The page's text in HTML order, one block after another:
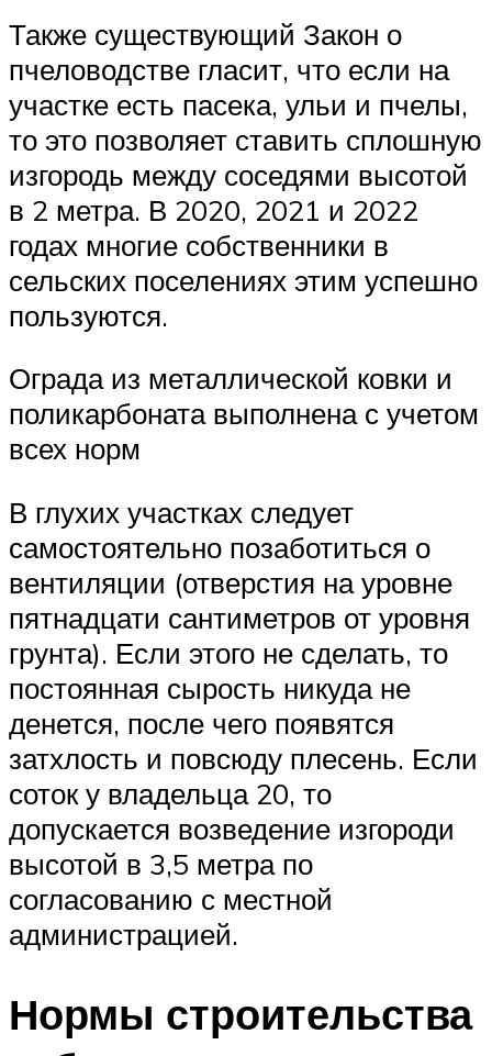
Также существующий Закон о
пчеловодстве гласит, что если на
участке есть пасека, ульи и пчелы,
то это позволяет ставить сплошную
изгородь между соседями высотой
в 2 метра. В 2020, 2021 и 2022
годах многие собственники в
сельских поселениях этим успешно
пользуются.
Ограда из металлической ковки и
поликарбоната выполнена с учетом
всех норм
В глухих участках следует
самостоятельно позаботиться о
вентиляции (отверстия на уровне
пятнадцати сантиметров от уровня
грунта). Если этого не сделать, то
постоянная сырость никуда не
денется, после чего появятся
затхлость и повсюду плесень. Если
соток у владельца 20, то
допускается возведение изгороди
высотой в 3,5 метра по
согласованию с местной
администрацией.
Нормы строительства